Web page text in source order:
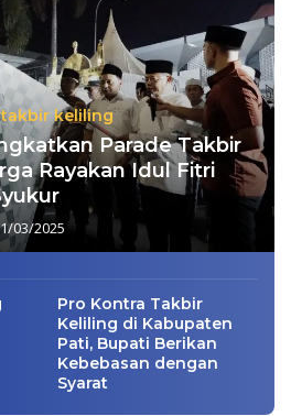
takbir keliling
Parade Takbir
Rayakan Idul Fitri
03/2025
Pro Kontra Takbir
Keliling di Kabupaten
Pati, Bupati Berikan
Kebebasan dengan
Syarat